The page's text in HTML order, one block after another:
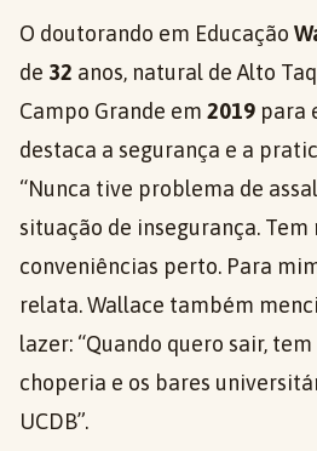
O doutorando em Educação
de 32 anos, natural de Alto
Campo Grande em 2019 para
destaca a segurança e a
“Nunca tive problema de
situação de insegurança. Tem
conveniências perto. Para
relata. Wallace também
lazer: “Quando quero sair,
choperia e os bares
UCDB”.